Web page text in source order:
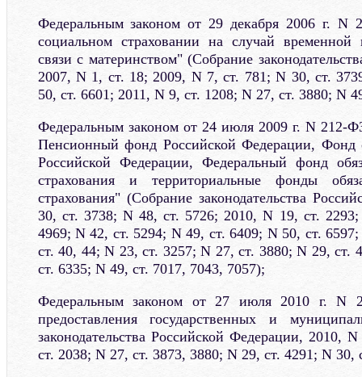
Федеральным законом от 29 декабря 2006 г. N
социальном страховании на случай временной
связи с материнством" (Собрание
2007, N 1, ст. 18; 2009, N 7, ст. 781; N 30, ст.
50, ст. 6601; 2011, N 9, ст. 1208; N 27, ст. 3880; N
Федеральным законом от 24 июля 2009 г. N 212-
Пенсионный фонд Российской Федерации, Фонд
Российской Федерации, Федеральный фонд
страхования и территориальные фонды
страхования" (Собрание законодательства
30, ст. 3738; N 48, ст. 5726; 2010, N 19, ст.
4969; N 42, ст. 5294; N 49, ст. 6409; N 50, ст.
ст. 40, 44; N 23, ст. 3257; N 27, ст. 3880; N 29, ст.
ст. 6335; N 49, ст. 7017, 7043, 7057);
Федеральным законом от 27 июля 2010 г. N
предоставления государственных и
законодательства Российской Федерации, 2010,
ст. 2038; N 27, ст. 3873, 3880; N 29, ст. 4291; N 30,